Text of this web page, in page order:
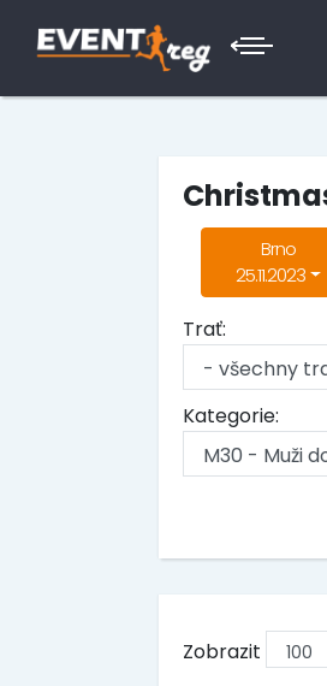
Brno
25.11.2023
Trať:
Kategorie:
Zobrazit